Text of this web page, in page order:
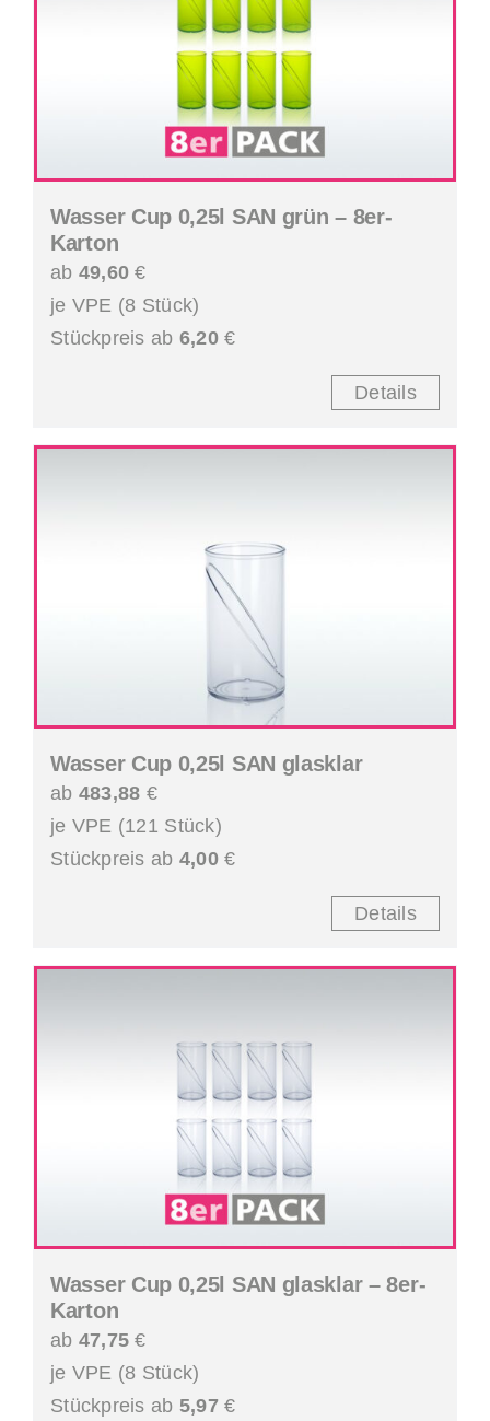
Wasser Cup 0,25l SAN grün – 8er-
Karton
ab 49,60 €
je VPE (8 Stück)
Stückpreis ab 6,20€
Details
Wasser Cup 0,25l SAN glasklar
ab 483,88 €
je VPE (121 Stück)
Stückpreis ab 4,00€
Details
Wasser Cup 0,25l SAN glasklar – 8er-
Karton
ab 47,75 €
je VPE (8 Stück)
Stückpreis ab 5,97€